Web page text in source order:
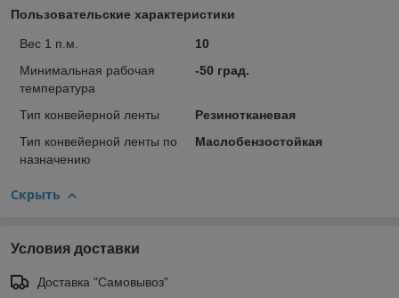
Пользовательские характеристики
Вес 1 п.м.
10
Минимальная рабочая
температура
-50 град.
Тип конвейерной ленты
Резинотканевая
Тип конвейерной ленты по
назначению
Маслобензостойкая
Скрыть
Условия доставки
Доставка "Самовывоз"